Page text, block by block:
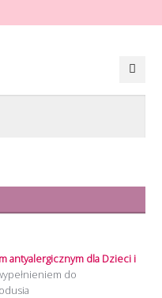
antyalergicznym dla Dzieci i
do